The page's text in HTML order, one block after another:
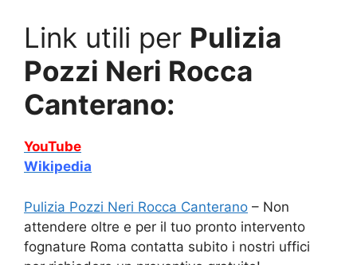
Link utili per Pulizia
Pozzi Neri Rocca
Canterano:
YouTube
Wikipedia
Pulizia Pozzi Neri Rocca Canterano – Non
attendere oltre e per il tuo pronto intervento
fognature Roma contatta subito i nostri uffici